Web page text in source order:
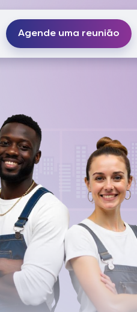
Agende uma reunião